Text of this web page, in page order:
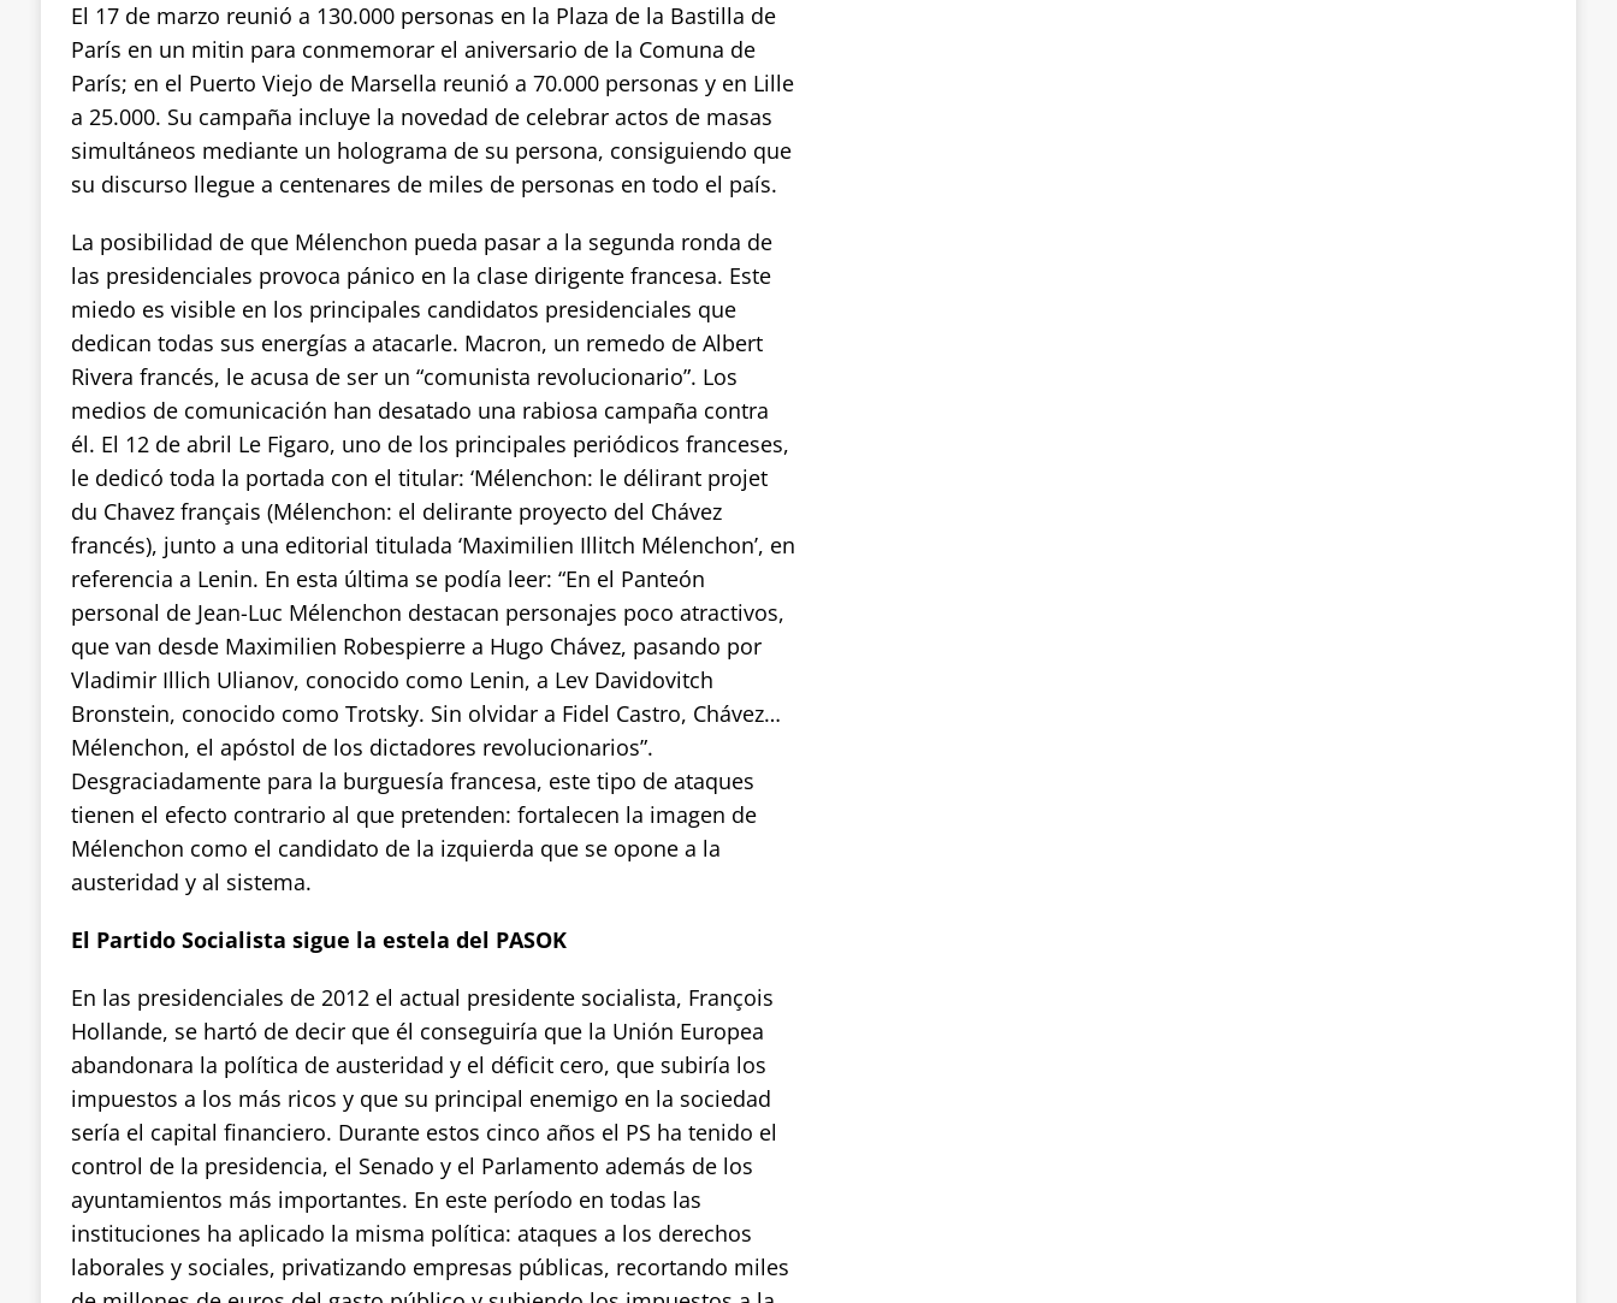
El 17 de marzo reunió a 130.000 personas en la Plaza de la Bastilla de
París en un mitin para conmemorar el aniversario de la Comuna de
París; en el Puerto Viejo de Marsella reunió a 70.000 personas y en Lille
a 25.000. Su campaña incluye la novedad de celebrar actos de masas
simultáneos mediante un holograma de su persona, consiguiendo que
su discurso llegue a centenares de miles de personas en todo el país.
La posibilidad de que Mélenchon pueda pasar a la segunda ronda de
las presidenciales provoca pánico en la clase dirigente francesa. Este
miedo es visible en los principales candidatos presidenciales que
dedican todas sus energías a atacarle. Macron, un remedo de Albert
Rivera francés, le acusa de ser un “comunista revolucionario”. Los
medios de comunicación han desatado una rabiosa campaña contra
él. El 12 de abril Le Figaro, uno de los principales periódicos franceses,
le dedicó toda la portada con el titular: ‘Mélenchon: le délirant projet
du Chavez français (Mélenchon: el delirante proyecto del Chávez
francés), junto a una editorial titulada ‘Maximilien Illitch Mélenchon’, en
referencia a Lenin. En esta última se podía leer: “En el Panteón
personal de Jean-Luc Mélenchon destacan personajes poco atractivos,
que van desde Maximilien Robespierre a Hugo Chávez, pasando por
Vladimir Illich Ulianov, conocido como Lenin, a Lev Davidovitch
Bronstein, conocido como Trotsky. Sin olvidar a Fidel Castro, Chávez…
Mélenchon, el apóstol de los dictadores revolucionarios”.
Desgraciadamente para la burguesía francesa, este tipo de ataques
tienen el efecto contrario al que pretenden: fortalecen la imagen de
Mélenchon como el candidato de la izquierda que se opone a la
austeridad y al sistema.
El Partido Socialista sigue la estela del PASOK
En las presidenciales de 2012 el actual presidente socialista, François
Hollande, se hartó de decir que él conseguiría que la Unión Europea
abandonara la política de austeridad y el déficit cero, que subiría los
impuestos a los más ricos y que su principal enemigo en la sociedad
sería el capital financiero. Durante estos cinco años el PS ha tenido el
control de la presidencia, el Senado y el Parlamento además de los
ayuntamientos más importantes. En este período en todas las
instituciones ha aplicado la misma política: ataques a los derechos
laborales y sociales, privatizando empresas públicas, recortando miles